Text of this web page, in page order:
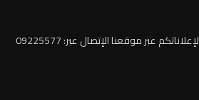
لإعلاناتكم عبر موقعنا الإتصال عبر: 09225577